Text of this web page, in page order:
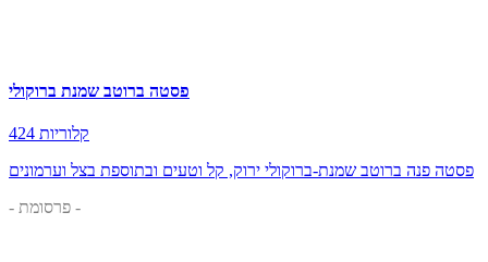
פסטה ברוטב שמנת ברוקולי
424 קלוריות
פסטה פנה ברוטב שמנת-ברוקולי ירוק, קל וטעים ובתוספת בצל וערמונים
- פרסומת -